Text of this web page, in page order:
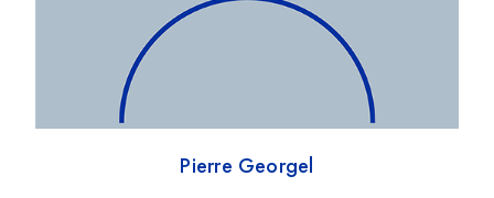
Pierre Georgel